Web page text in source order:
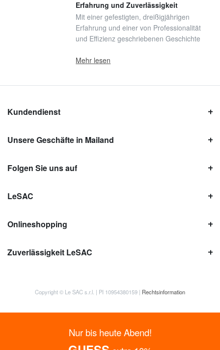
Erfahrung und Zuverlässigkeit
Mit einer gefestigten, dreißigjährigen
Erfahrung und einer von Professionalität
und Effizienz geschriebenen Geschichte
Mehr lesen
Kundendienst
Unsere Geschäfte in Mailand
Folgen Sie uns auf
LeSAC
Onlineshopping
Zuverlässigkeit LeSAC
Copyright © Le SAC s.r.l. | PI 10954380159 | Rechtsinformation
Nur bis heute Abend!